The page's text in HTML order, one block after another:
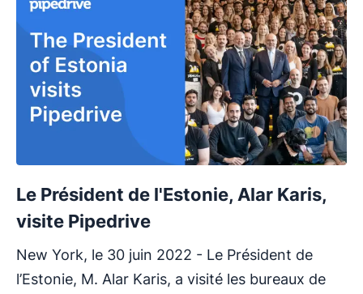
Le Président de l'Estonie, Alar Karis,
visite Pipedrive
New York, le 30 juin 2022 - Le Président de
l’Estonie, M. Alar Karis, a visité les bureaux de